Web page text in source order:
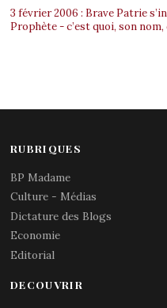
3 février 2006 : Brave Patrie
Prophète - c’est quoi, son nom,
RUBRIQUES
BP Madame
Culture - Médias
Dictature des Blogs
Economie
Editorial
DECOUVRIR